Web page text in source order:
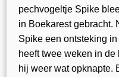
pechvogeltje Spike
in Boekarest gebracht.
Spike een ontsteking
heeft twee weken in
hij weer wat opknapte.